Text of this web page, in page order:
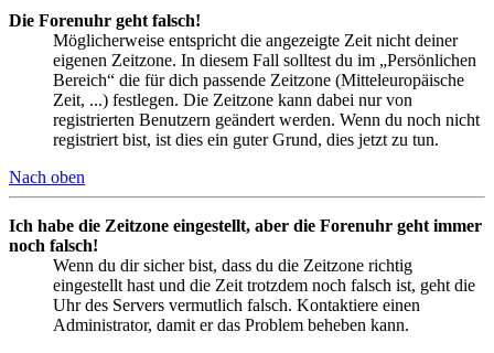
Die Forenuhr geht falsch!
Möglicherweise entspricht die angezeigte Zeit nicht deiner
eigenen Zeitzone. In diesem Fall solltest du im „Persönlichen
Bereich“ die für dich passende Zeitzone (Mitteleuropäische
Zeit, ...) festlegen. Die Zeitzone kann dabei nur von
registrierten Benutzern geändert werden. Wenn du noch nicht
registriert bist, ist dies ein guter Grund, dies jetzt zu tun.
Nach oben
Ich habe die Zeitzone eingestellt, aber die Forenuhr geht immer
noch falsch!
Wenn du dir sicher bist, dass du die Zeitzone richtig
eingestellt hast und die Zeit trotzdem noch falsch ist, geht die
Uhr des Servers vermutlich falsch. Kontaktiere einen
Administrator, damit er das Problem beheben kann.